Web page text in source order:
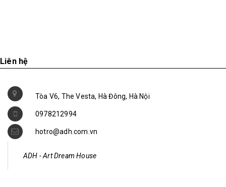
Liên hệ
Tòa V6, The Vesta, Hà Đông, Hà Nội
0978212994
hotro@adh.com.vn
ADH - Art Dream House